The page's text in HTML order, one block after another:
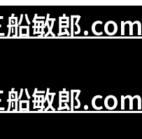
敏郎.com
敏郎.com